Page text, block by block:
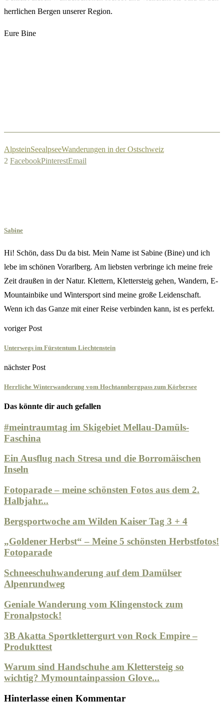
herrlichen Bergen unserer Region.
Eure Bine
AlpsteinSeealpseeWanderungen in der Ostschweiz
2 FacebookPinterestEmail
Sabine
Hi! Schön, dass Du da bist. Mein Name ist Sabine (Bine) und ich
lebe im schönen Vorarlberg. Am liebsten verbringe ich meine freie
Zeit draußen in der Natur. Klettern, Klettersteig gehen, Wandern, E-
Mountainbike und Wintersport sind meine große Leidenschaft.
Wenn ich das Ganze mit einer Reise verbinden kann, ist es perfekt.
voriger Post
Unterwegs im Fürstentum Liechtenstein
nächster Post
Herrliche Winterwanderung vom Hochtannbergpass zum Körbersee
Das könnte dir auch gefallen
#meintraumtag im Skigebiet Mellau-Damüls-
Faschina
Ein Ausflug nach Stresa und die Borromäischen
Inseln
Fotoparade – meine schönsten Fotos aus dem 2.
Halbjahr...
Bergsportwoche am Wilden Kaiser Tag 3 + 4
„Goldener Herbst“ – Meine 5 schönsten Herbstfotos!
Fotoparade
Schneeschuhwanderung auf dem Damülser
Alpenrundweg
Geniale Wanderung vom Klingenstock zum
Fronalpstock!
3B Akatta Sportklettergurt von Rock Empire –
Produkttest
Warum sind Handschuhe am Klettersteig so
wichtig? Mymountainpassion Glove...
Hinterlasse einen Kommentar